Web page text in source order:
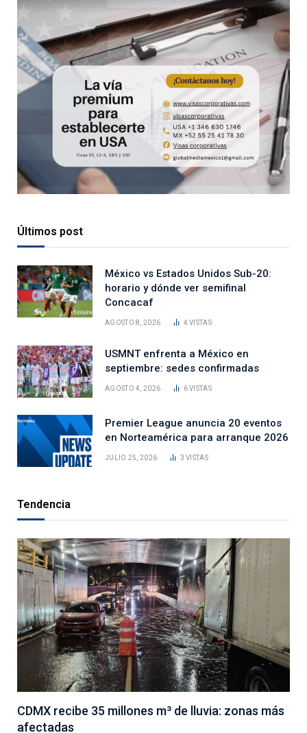
Últimos post
México vs Estados Unidos Sub-20:
horario y dónde ver semifinal
Concacaf
AGOSTO 8, 2026 4VISTAS
USMNT enfrenta a México en
septiembre: sedes confirmadas
AGOSTO 4, 2026 6VISTAS
Premier League anuncia 20 eventos
en Norteamérica para arranque 2026
JULIO 25, 2026 3VISTAS
Tendencia
CDMX recibe 35 millones m³ de lluvia: zonas más
afectadas